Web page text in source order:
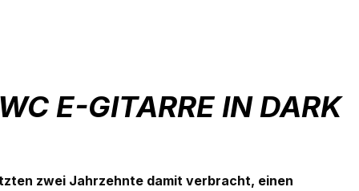
E-GITARRE IN DARK
zwei Jahrzehnte damit verbracht, einen